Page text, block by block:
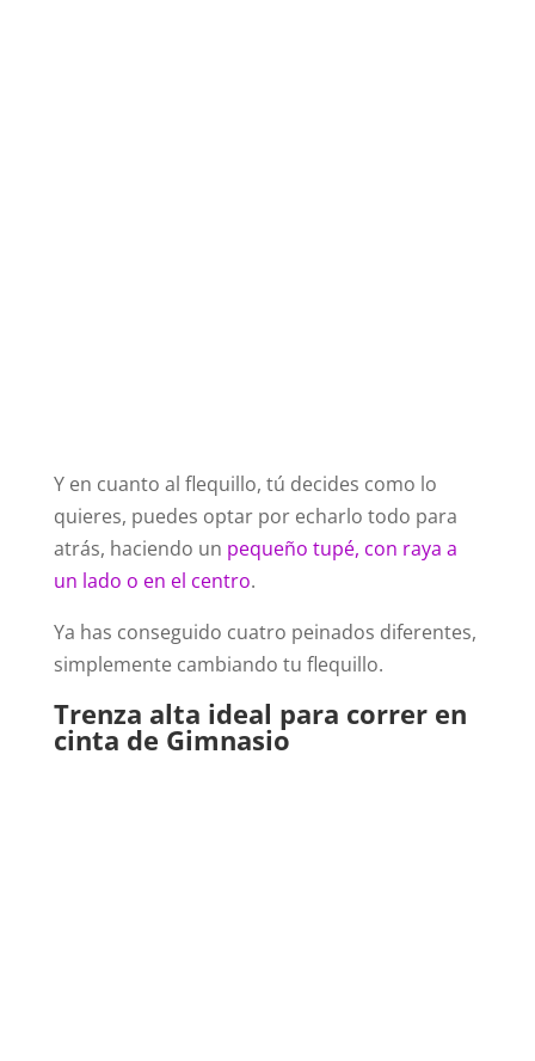
Y en cuanto al flequillo, tú decides como lo
quieres, puedes optar por echarlo todo para
atrás, haciendo un pequeño tupé, con raya a
un lado o en el centro.
Ya has conseguido cuatro peinados diferentes,
simplemente cambiando tu flequillo.
Trenza alta ideal para correr en
cinta de Gimnasio